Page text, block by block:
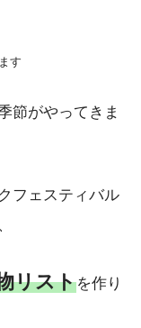
す
節がやってきま
フェスティバル
リストを作り